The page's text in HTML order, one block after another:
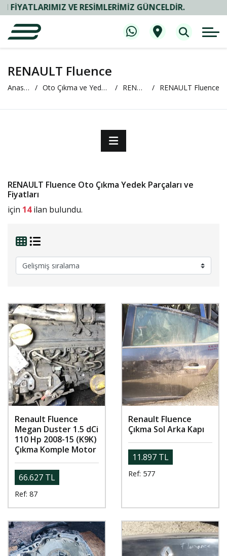
VE RESIMLERIMIZ GÜNCELDIR.
RENAULT Fluence
Anasayfa Oto Çıkma ve Yedek Parça RENAULT RENAULT Fluence
RENAULT Fluence Oto Çıkma Yedek Parçaları ve
Fiyatları
için 14ilan bulundu.
Renault Fluence
Megan Duster 1.5 dCi
110 Hp 2008-15 (K9K)
Çıkma Komple Motor
66.627 TL
Ref: 87
Renault Fluence
Çıkma Sol Arka Kapı
11.897 TL
Ref: 577